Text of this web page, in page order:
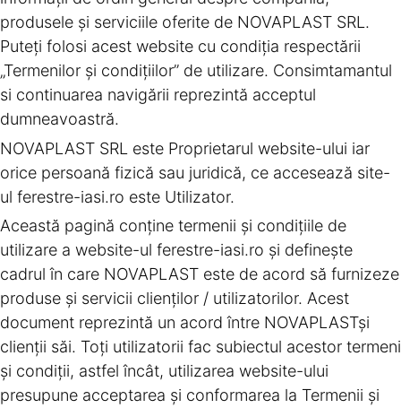
produsele şi serviciile oferite de NOVAPLAST SRL.
Puteţi folosi acest website cu condiţia respectării
„Termenilor şi condiţiilor” de utilizare. Consimtamantul
si continuarea navigării reprezintă acceptul
dumneavoastră.
NOVAPLAST SRL este Proprietarul website-ului iar
orice persoană fizică sau juridică, ce accesează site-
ul ferestre-iasi.ro este Utilizator.
Această pagină conţine termenii şi condiţiile de
utilizare a website-ul ferestre-iasi.ro şi defineşte
cadrul în care NOVAPLAST este de acord să furnizeze
produse şi servicii clienţilor / utilizatorilor. Acest
document reprezintă un acord între NOVAPLASTşi
clienţii săi. Toţi utilizatorii fac subiectul acestor termeni
şi condiţii, astfel încât, utilizarea website-ului
presupune acceptarea şi conformarea la Termenii şi